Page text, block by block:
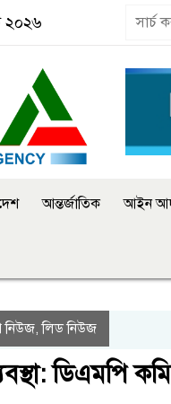
২০২৬
আন্তর্জাতিক আইন
নিউজ ,লিড নিউজ
ডিএমপি